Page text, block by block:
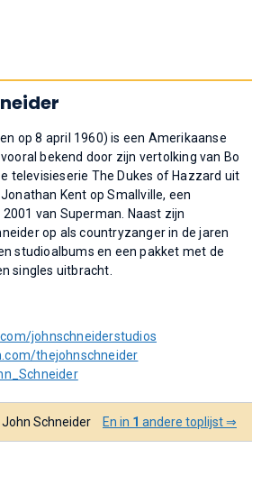
op 8 april 1960) is een Amerikaanse
bekend door zijn vertolking van Bo
televisieserie The Dukes of Hazzard uit
Kent op Smallville, een
van Superman. Naast zijn
op als countryzanger in de jaren
studioalbums en een pakket met de
singles uitbracht.
johnschneiderstudios
thejohnschneider
Schneider En in 1 andere toplijst ⇒